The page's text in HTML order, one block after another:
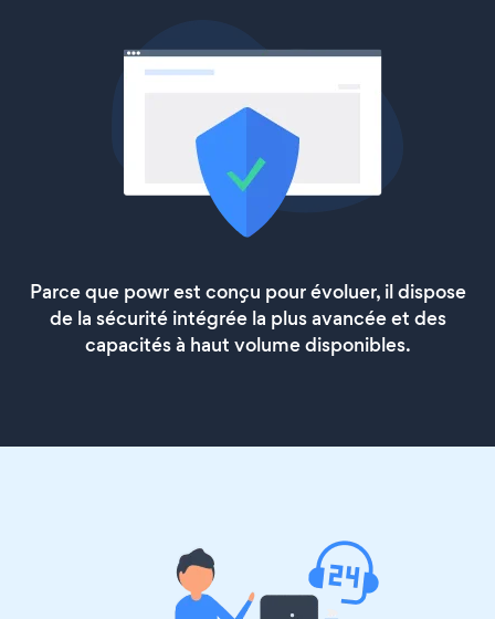
Parce que powr est conçu pour évoluer, il dispose
de la sécurité intégrée la plus avancée et des
capacités à haut volume disponibles.